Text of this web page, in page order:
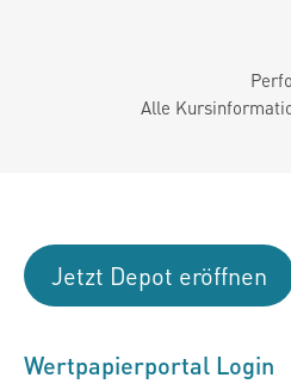
Alle
Jetzt Depot eröffnen
Wertpapierportal Login